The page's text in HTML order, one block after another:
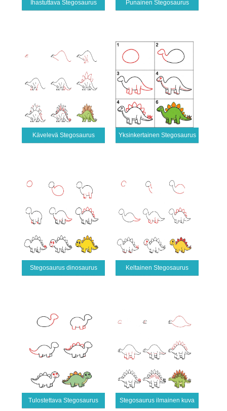
Ihastuttava Stegosaurus Punainen Stegosaurus
Kävelevä Stegosaurus Yksinkertainen Stegosaurus
Stegosaurus dinosaurus Keltainen Stegosaurus
Tulostettava Stegosaurus Stegosaurus ilmainen kuva